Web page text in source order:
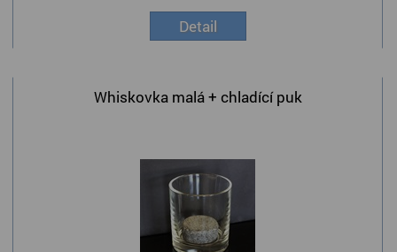
Detail
Whiskovka malá + chladící puk